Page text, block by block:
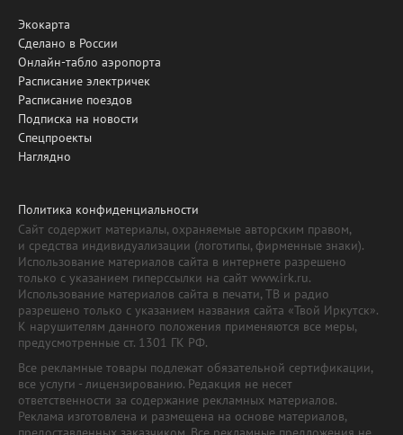
Экокарта
Сделано в России
Онлайн-табло аэропорта
Расписание электричек
Расписание поездов
Подписка на новости
Спецпроекты
Наглядно
Политика конфиденциальности
Сайт содержит материалы, охраняемые авторским правом,
и средства индивидуализации (логотипы, фирменные знаки).
Использование материалов сайта в интернете разрешено
только с указанием гиперссылки на сайт www.irk.ru.
Использование материалов сайта в печати, ТВ и радио
разрешено только с указанием названия сайта «Твой Иркутск».
К нарушителям данного положения применяются все меры,
предусмотренные ст. 1301 ГК РФ.
Все рекламные товары подлежат обязательной сертификации,
все услуги - лицензированию. Редакция не несет
ответственности за содержание рекламных материалов.
Реклама изготовлена и размещена на основе материалов,